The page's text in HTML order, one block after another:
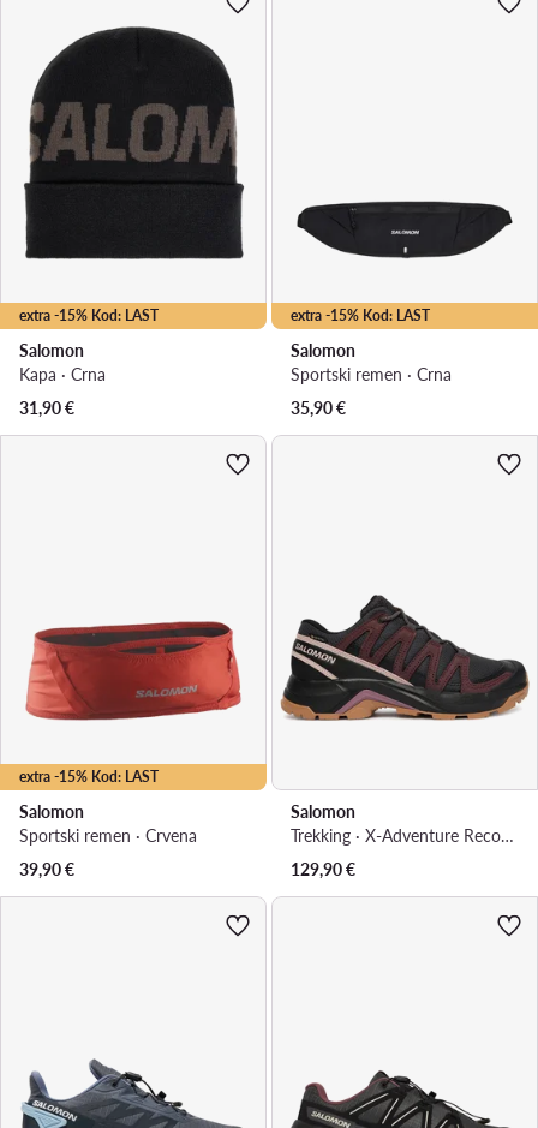
extra -15% Kod: LAST
Salomon
Kapa · Crna
31,90€
extra -15% Kod: LAST
Salomon
Sportski remen · Crna
35,90€
extra -15% Kod: LAST
Salomon
Sportski remen · Crvena
39,90€
Salomon
Trekking · X-Adventure Recon Gtx L49096600 · Smeđa
129,90€